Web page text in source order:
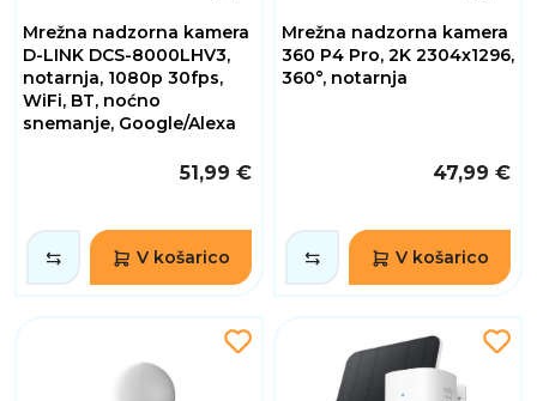
Mrežna nadzorna kamera
D-LINK DCS-8000LHV3,
notarnja, 1080p 30fps,
WiFi, BT, noćno
snemanje, Google/Alexa
51,99 €
V košarico
Mrežna nadzorna kamera
360 P4 Pro, 2K 2304x1296,
360°, notarnja
47,99 €
V košarico